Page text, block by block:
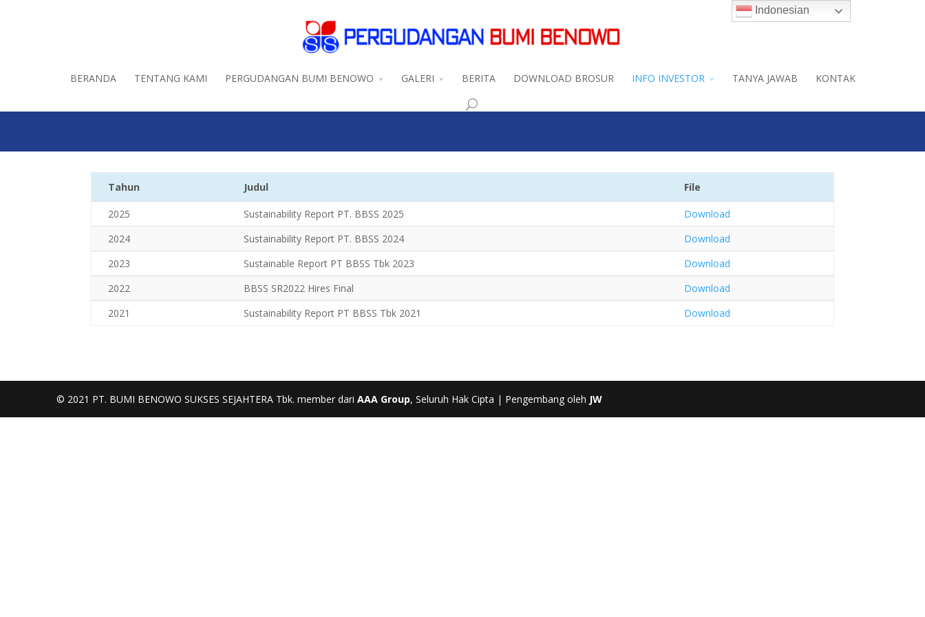
BERANDA TENTANG KAMI PERGUDANGAN BUMI BENOWO GALERI BERITA DOWNLOAD BROSUR INFO INVESTOR TANYA JAWAB KONTAK
Tahun Judul File
2025 Sustainability Report PT. BBSS 2025
Download
2024
Sustainability Report PT. BBSS 2024
Download
2023
Sustainable Report PT BBSS Tbk 2023
Download
2022
BBSS SR2022 Hires Final
Download
2021
Sustainability Report PT BBSS Tbk 2021 Download
© 2021 PT. BUMI BENOWO SUKSES SEJAHTERA Tbk. member dari AAA Group, Seluruh Hak Cipta | Pengembang oleh JW
Indonesian